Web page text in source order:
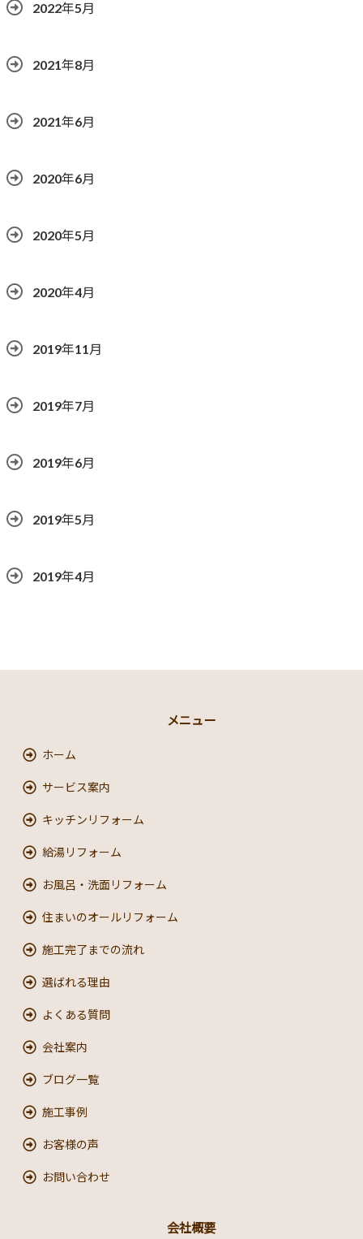
2022年5月
2021年8月
2021年6月
2020年6月
2020年5月
2020年4月
2019年11月
2019年7月
2019年6月
2019年5月
2019年4月
メニュー
ホーム
サービス案内
キッチンリフォーム
給湯リフォーム
お風呂・洗面リフォーム
住まいのオールリフォーム
施工完了までの流れ
選ばれる理由
よくある質問
会社案内
ブログ一覧
施工事例
お客様の声
お問い合わせ
会社概要